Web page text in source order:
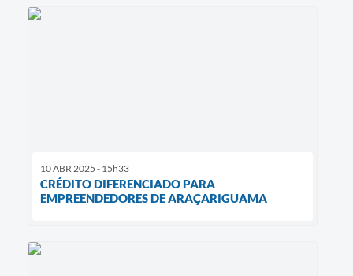
10 ABR 2025 - 15h33
CRÉDITO DIFERENCIADO PARA
EMPREENDEDORES DE ARAÇARIGUAMA